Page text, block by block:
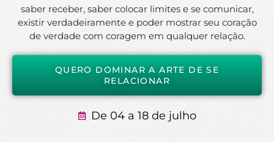
saber receber, saber colocar limites e se comunicar,
existir verdadeiramente e poder mostrar seu coração
de verdade com coragem em qualquer relação.
QUERO DOMINAR A ARTE DE SE
RELACIONAR
De 04 a 18 de julho